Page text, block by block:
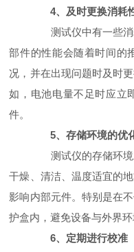
4、及时更换消耗
测试仪中有一些消
部件的性能会随着时间的
况，并在出现问题时及时
如，电池电量不足时应立
件。
5、存储环境的优
测试仪的存储环境
干燥、清洁、温度适宜的
影响内部元件。特别是在
护盒内，避免设备与外界环
6、定期进行校准